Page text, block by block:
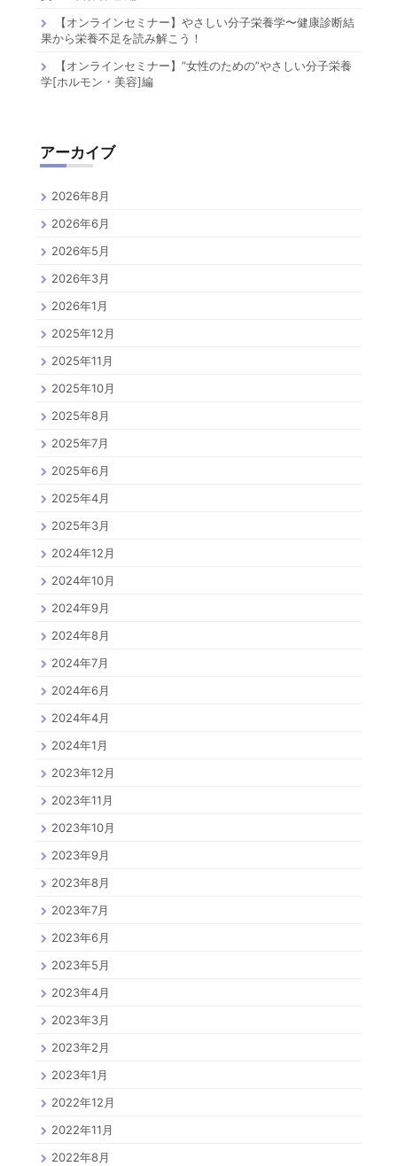
【オンラインセミナー】やさしい分子栄養学〜健康診断結
果から栄養不足を読み解こう！
【オンラインセミナー】”女性のための”やさしい分子栄養
学[ホルモン・美容]編
アーカイブ
2026年8月
2026年6月
2026年5月
2026年3月
2026年1月
2025年12月
2025年11月
2025年10月
2025年8月
2025年7月
2025年6月
2025年4月
2025年3月
2024年12月
2024年10月
2024年9月
2024年8月
2024年7月
2024年6月
2024年4月
2024年1月
2023年12月
2023年11月
2023年10月
2023年9月
2023年8月
2023年7月
2023年6月
2023年5月
2023年4月
2023年3月
2023年2月
2023年1月
2022年12月
2022年11月
2022年8月